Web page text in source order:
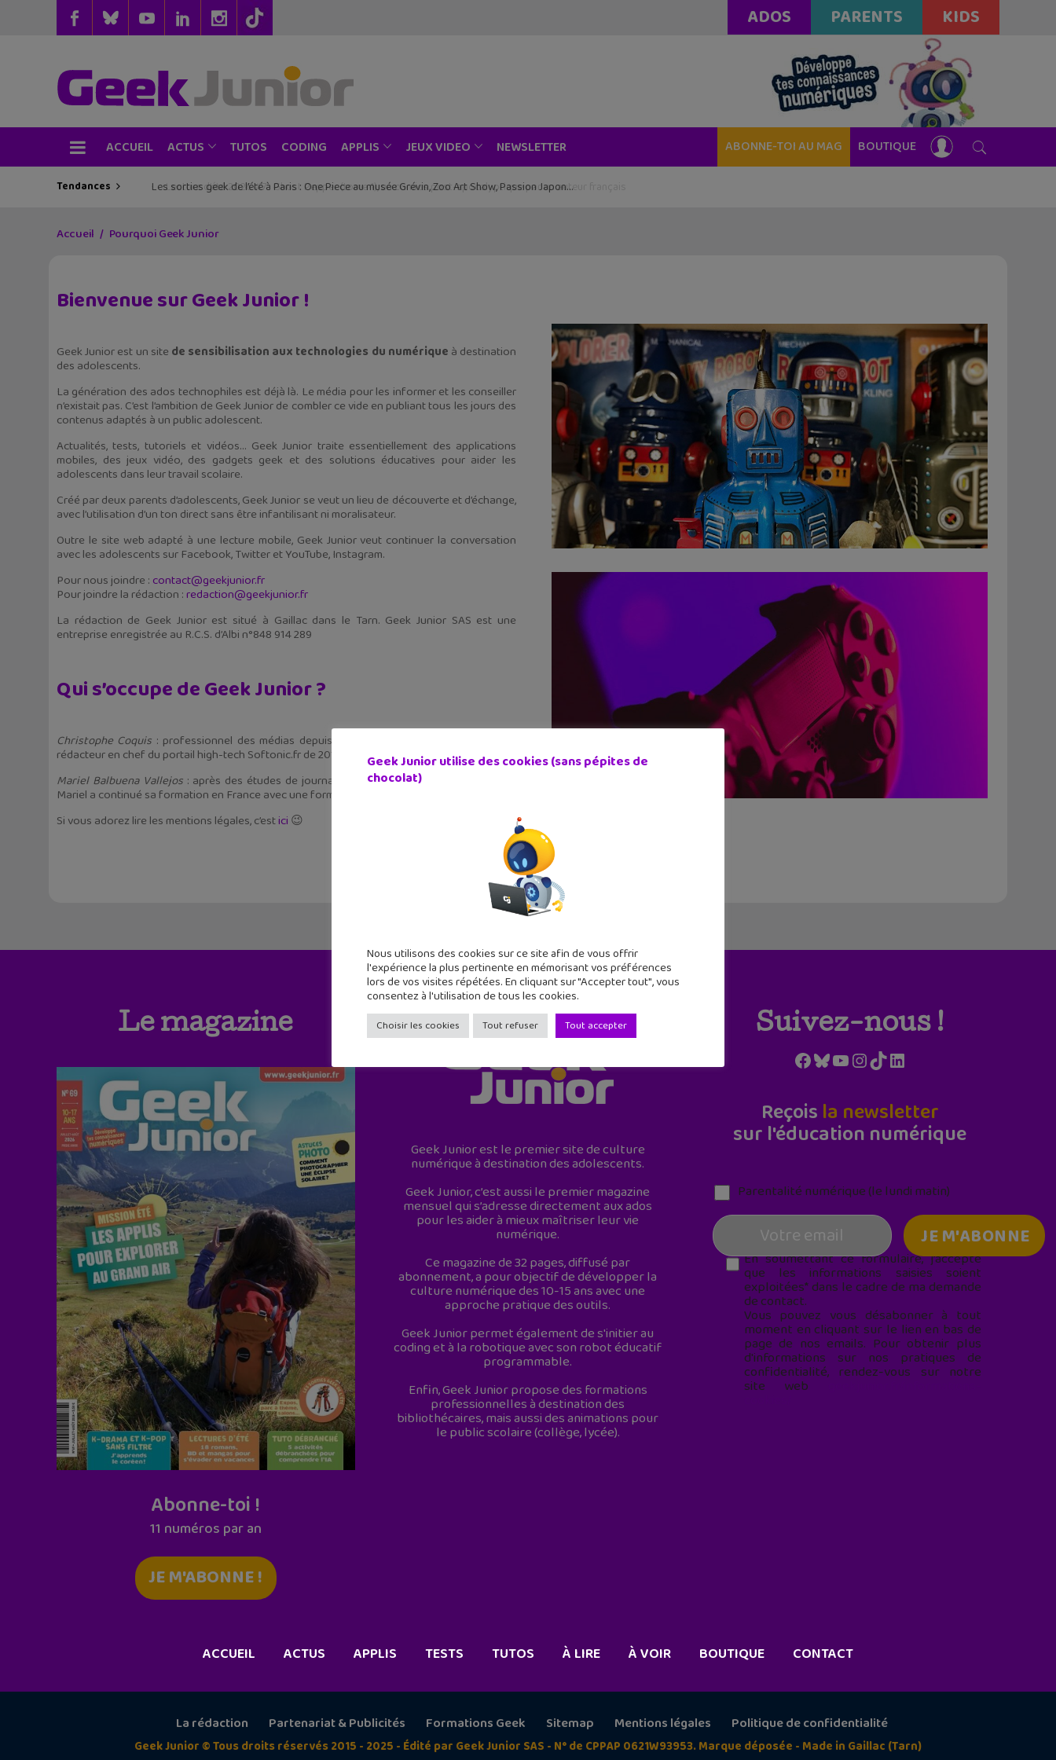
ADOS PARENTS KIDS
ACCUEIL ACTUS TUTOS CODING APPLIS JEUX VIDEO NEWSLETTER ABONNE-TOI AU MAG BOUTIQUE
Tendances Les sorties geek de l’été à Paris : One Piece au musée Grévin, Zoo Art Show, Passion Japon…
Accueil Pourquoi Geek Junior
Bienvenue sur Geek Junior !
Geek Junior est un site de sensibilisation aux technologies du numérique à destination
des adolescents.
La génération des ados technophiles est déjà là. Le média pour les informer et les conseiller
n’existait pas. C’est l’ambition de Geek Junior de combler ce vide en publiant tous les jours des
contenus adaptés à un public adolescent.
Actualités, tests, tutoriels et vidéos… Geek Junior traite essentiellement des applications
mobiles, des jeux vidéo, des gadgets geek et des solutions éducatives pour aider les
adolescents dans leur travail scolaire.
Créé par deux parents d’adolescents, Geek Junior se veut un lieu de découverte et d’échange,
avec l’utilisation d’un ton direct sans être infantilisant ni moralisateur.
Outre le site web adapté à une lecture mobile, Geek Junior veut continuer la conversation
avec les adolescents sur Facebook, Twitter et YouTube, Instagram.
Pour nous joindre : contact@geekjunior.fr
Pour joindre la rédaction :redaction@geekjunior.fr
La rédaction de Geek Junior est situé à Gaillac dans le Tarn. Geek Junior SAS est une
entreprise enregistrée au R.C.S. d’Albi n°848 914 289
Qui s’occupe de Geek Junior ?
Christophe Coquis : professionnel des médias depuis plus de 15 ans, Christophe a été le
rédacteur en chef du portail high-tech Softonic.fr de 2011 à 2014.
Mariel Balbuena Vallejos: après des études de journalisme dans son pays natal, le Pérou,
Mariel a continué sa formation en France avec une formation en infographisme.
Si vous adorez lire les mentions légales, c’estici 😉
Le magazine
Abonne-toi !
11 numéros par an
JE M'ABONNE !
Geek Junior est le premier site de culture
numérique à destination des adolescents.
Geek Junior, c’est aussi le premier magazine
mensuel qui s’adresse directement aux ados
pour les aider à mieux maîtriser leur vie
numérique.
Ce magazine de 32 pages, diffusé par
abonnement, a pour objectif de développer la
culture numérique des 10-15 ans avec une
approche pratique des outils.
Geek Junior permet également de s'initier au
coding et à la robotique avec son robot éducatif
programmable.
Enfin, Geek Junior propose des formations
professionnelles à destination des
bibliothécaires, mais aussi des animations pour
le public scolaire (collège, lycée).
Suivez-nous !
Facebook
Bluesky
YouTube
Instagram
TikTokLinkedIn
Reçois la newsletter
sur l'éducation numérique
Parentalité numérique (le lundi matin)
En soumettant ce formulaire, j’accepte
que les informations saisies soient
exploitées* dans le cadre de ma demande
de contact.
Vous pouvez vous désabonner à tout
moment en cliquant sur le lien en bas de
page de nos emails. Pour obtenir plus
d'informations sur nos pratiques de
confidentialité, rendez-vous sur notre
site web
Geek Junior utilise des cookies (sans pépites de
chocolat)
Nous utilisons des cookies sur ce site afin de vous offrir
l'expérience la plus pertinente en mémorisant vos préférences
lors de vos visites répétées. En cliquant sur "Accepter tout", vous
consentez à l'utilisation de tous les cookies.
Choisir les cookies Tout refuser Tout accepter
ACCUEIL ACTUS APPLIS TESTS TUTOS À LIRE À VOIR BOUTIQUE CONTACT
La rédaction Partenariat & Publicités Formations Geek Sitemap Mentions légales Politique de confidentialité
Geek Junior © Tous droits réservés 2015 - 2025 - Édité par Geek Junior SAS - N° de CPPAP 0621W93953. Marque déposée - Made in Gaillac (Tarn)